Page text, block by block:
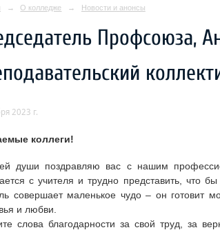
→ О колледже → Новости и анонсы
Профсоюза,
2023 г.
коллеги!
души поздравляю вас с нашим
с учителя и трудно представить, что
совершает маленькое чудо – он готовит
и любви.
слова благодарности за свой труд, за